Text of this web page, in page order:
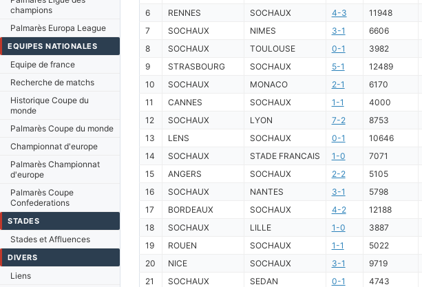
champions
Palmarès Europa League
EQUIPES NATIONALES
Equipe de france
Recherche de matchs
Historique Coupe du
monde
Palmarès Coupe du monde
Championnat d'europe
Palmarès Championnat
d'europe
Palmarès Coupe
Confederations
STADES
Stades et Affluences
DIVERS
Liens
6
RENNES SOCHAUX 4-3 11948
7
SOCHAUX NIMES 3-1 6606
8
SOCHAUX TOULOUSE 0-1 3982
9
STRASBOURG SOCHAUX 5-1 12489
10
SOCHAUX MONACO 2-1 6170
11
CANNES SOCHAUX 1-1 4000
12
SOCHAUX LYON 7-2 8753
13
LENS SOCHAUX 0-1 10646
14
SOCHAUX STADE FRANCAIS 1-0 7071
15
ANGERS SOCHAUX 2-2 5105
16
SOCHAUX NANTES 3-1 5798
17
BORDEAUX SOCHAUX 4-2 12188
18
SOCHAUX LILLE 1-0 3887
19
ROUEN SOCHAUX 1-1 5022
20
NICE SOCHAUX 3-1 9719
21
SOCHAUX SEDAN 0-1 4743